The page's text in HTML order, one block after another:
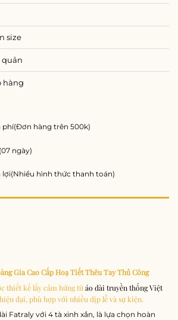
size
quản
hàng
phí(Đơn hàng trên 500k)
(07 ngày)
lợi(Nhiều hình thức thanh toán)
Gia Cao Cấp Hoạ Tiết Thêu Tay Thủ Công
thiết kế lấy cảm hứng từáo dài truyền thống Việt
đại, phù hợp với nhiều dịp lễ và sự kiện.
Fatraly với 4 tà xinh xắn, là lựa chọn hoàn